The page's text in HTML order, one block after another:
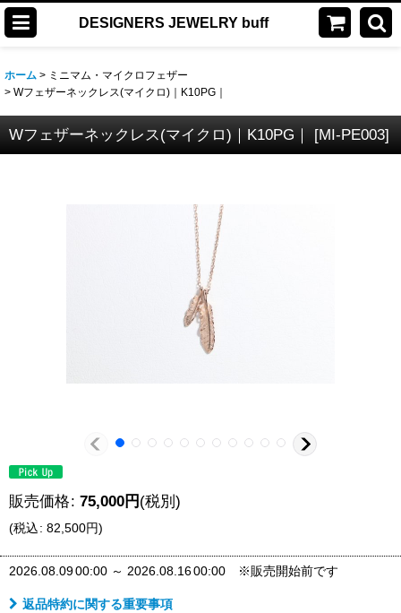
DESIGNERS JEWELRY buff
ホーム > ミニマム・マイクロフェザー
> Wフェザーネックレス(マイクロ)｜K10PG｜
Wフェザーネックレス(マイクロ)｜K10PG｜ [MI-PE003]
販売価格: 75,000円 (税別)
(税込: 82,500円)
2026.08.0900:00 ～ 2026.08.1600:00 ※販売開始前です
返品特約に関する重要事項